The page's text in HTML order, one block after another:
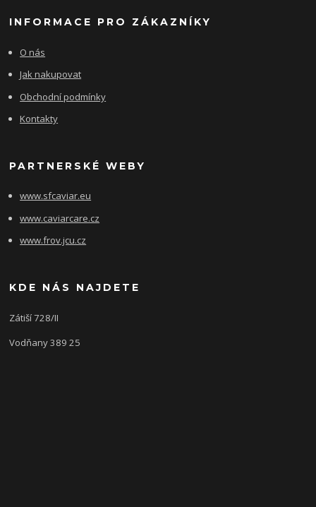
INFORMACE PRO ZÁKAZNÍKY
O nás
Jak nakupovat
Obchodní podmínky
Kontakty
PARTNERSKÉ WEBY
www.sfcaviar.eu
www.caviarcare.cz
www.frov.jcu.cz
KDE NÁS NAJDETE
Zátiší 728/II
Vodňany 389 25